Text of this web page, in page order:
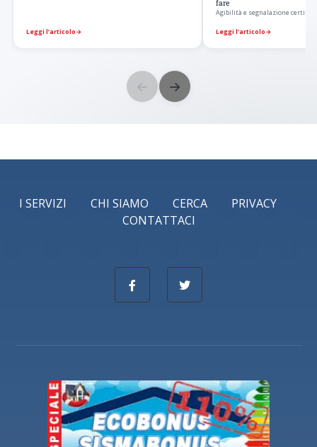
Leggi l’articolo→
fare
Agibilità e segnalazione
Leggi l’articolo→
← →
I SERVIZI CHI SIAMO CERCA
PRIVACY
CONTATTACI